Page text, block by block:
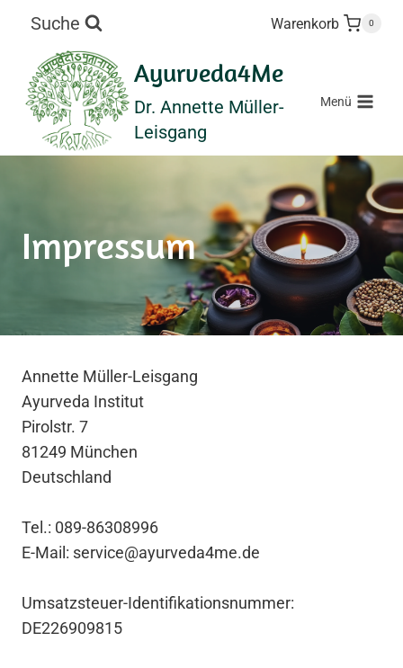
springen
Suche Warenkorb 0
Ayurveda4Me
Dr. Annette Müller-
Leisgang
Menü
Impressum
Annette Müller-Leisgang
Ayurveda Institut
Pirolstr. 7
81249 München
Deutschland
Tel.: 089-86308996
E-Mail: service@ayurveda4me.de
Umsatzsteuer-Identifikationsnummer:
DE226909815